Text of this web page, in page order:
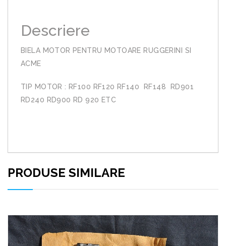
Descriere
BIELA MOTOR PENTRU MOTOARE RUGGERINI SI
ACME
TIP MOTOR : RF100 RF120 RF140 RF148 RD901
RD240 RD900 RD 920 ETC
PRODUSE SIMILARE